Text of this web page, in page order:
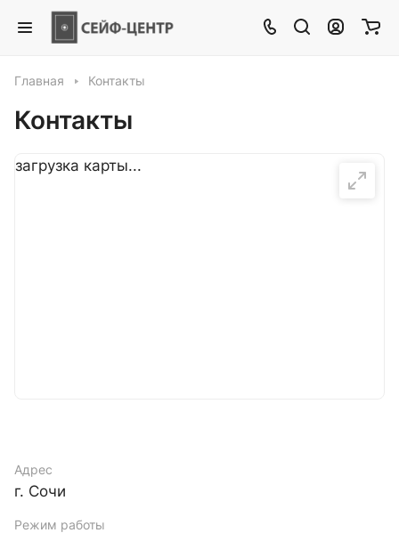
Главная Контакты
Контакты
Адрес
г. Сочи
Режим работы
загрузка карты...